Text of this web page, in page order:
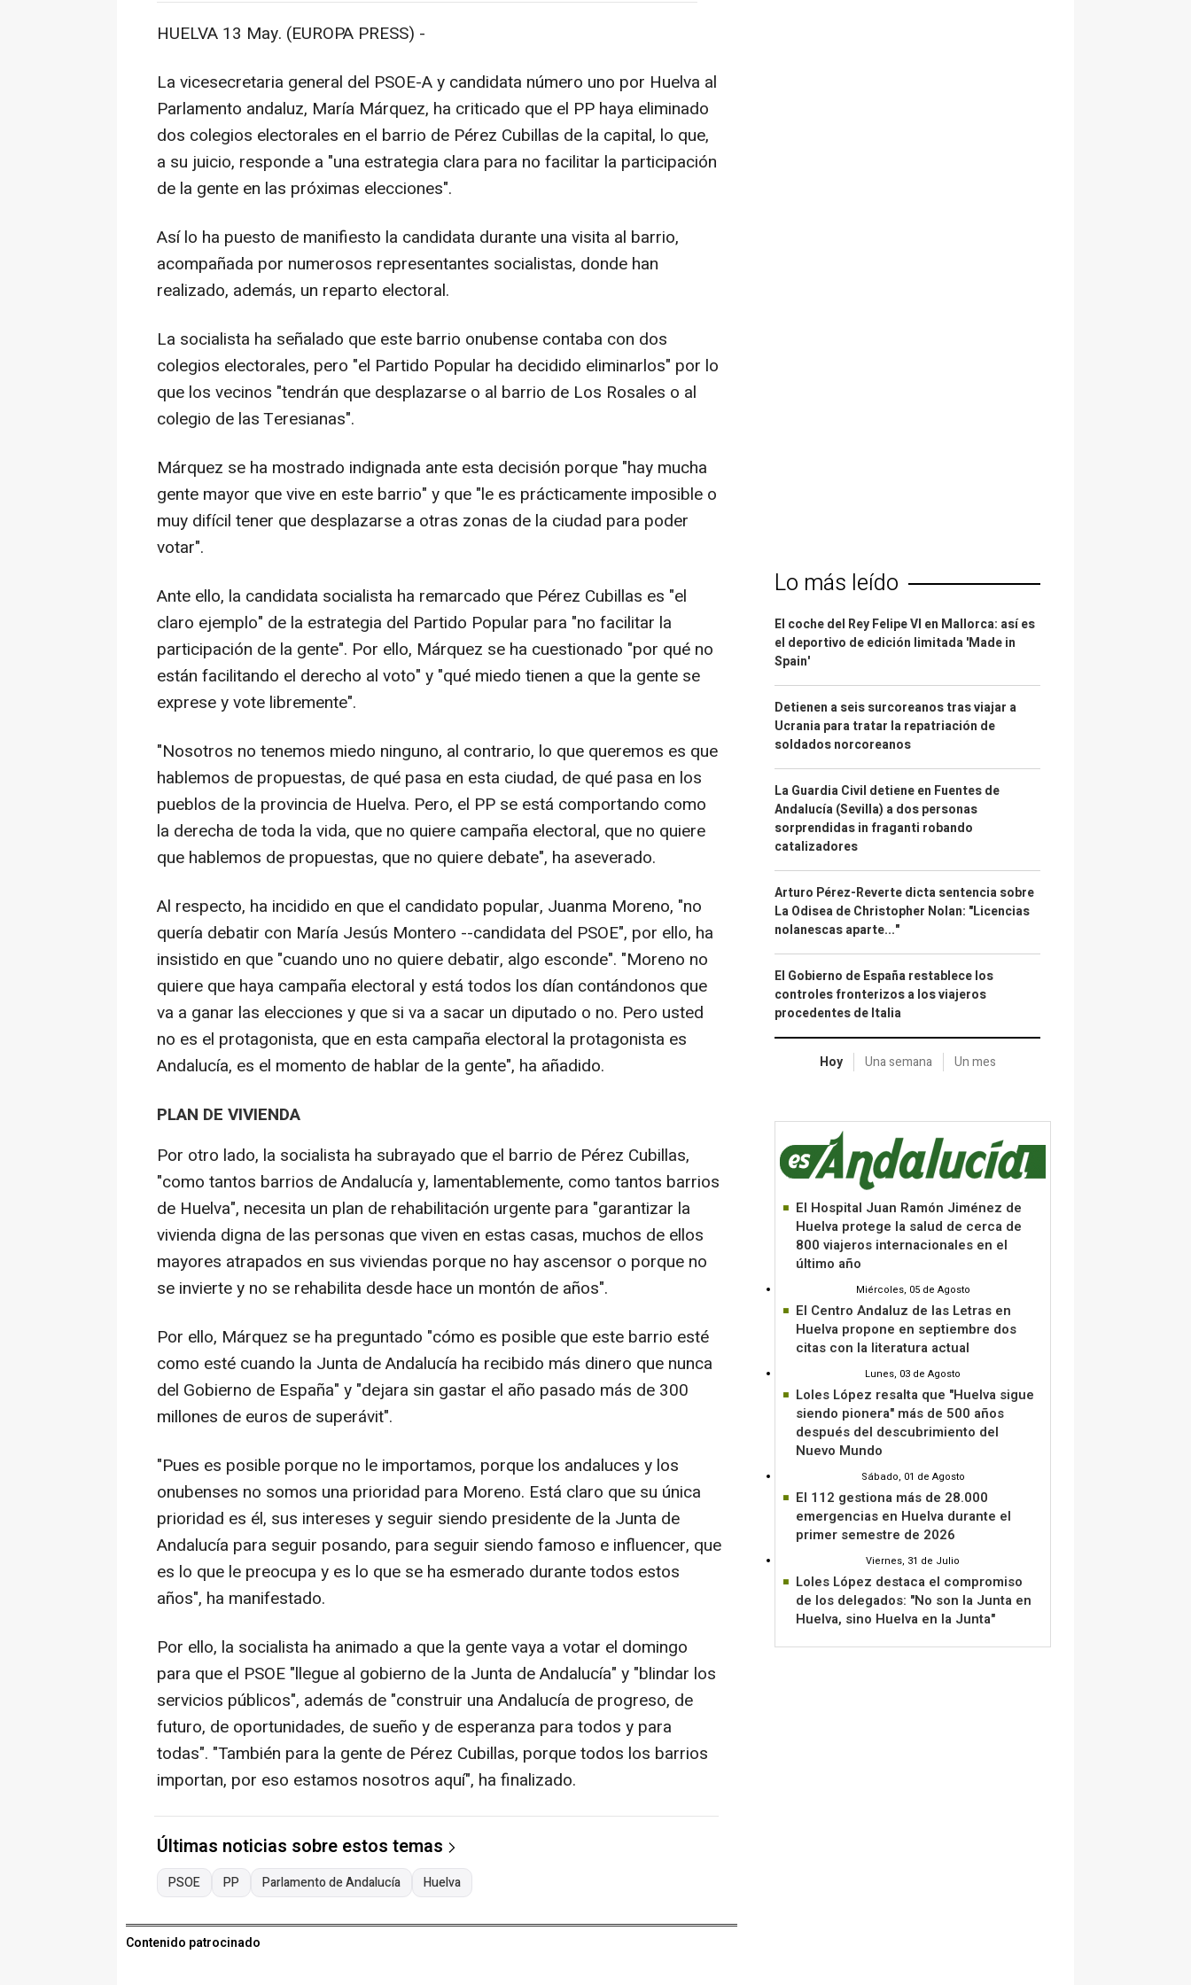
HUELVA 13 May. (EUROPA PRESS) -
La vicesecretaria general del PSOE-A y candidata número uno por Huelva al
Parlamento andaluz, María Márquez, ha criticado que el PP haya eliminado
dos colegios electorales en el barrio de Pérez Cubillas de la capital, lo que,
a su juicio, responde a "una estrategia clara para no facilitar la participación
de la gente en las próximas elecciones".
Así lo ha puesto de manifiesto la candidata durante una visita al barrio,
acompañada por numerosos representantes socialistas, donde han
realizado, además, un reparto electoral.
La socialista ha señalado que este barrio onubense contaba con dos
colegios electorales, pero "el Partido Popular ha decidido eliminarlos" por lo
que los vecinos "tendrán que desplazarse o al barrio de Los Rosales o al
colegio de las Teresianas".
Márquez se ha mostrado indignada ante esta decisión porque "hay mucha
gente mayor que vive en este barrio" y que "le es prácticamente imposible o
muy difícil tener que desplazarse a otras zonas de la ciudad para poder
votar".
Ante ello, la candidata socialista ha remarcado que Pérez Cubillas es "el
claro ejemplo" de la estrategia del Partido Popular para "no facilitar la
participación de la gente". Por ello, Márquez se ha cuestionado "por qué no
están facilitando el derecho al voto" y "qué miedo tienen a que la gente se
exprese y vote libremente".
"Nosotros no tenemos miedo ninguno, al contrario, lo que queremos es que
hablemos de propuestas, de qué pasa en esta ciudad, de qué pasa en los
pueblos de la provincia de Huelva. Pero, el PP se está comportando como
la derecha de toda la vida, que no quiere campaña electoral, que no quiere
que hablemos de propuestas, que no quiere debate", ha aseverado.
Al respecto, ha incidido en que el candidato popular, Juanma Moreno, "no
quería debatir con María Jesús Montero --candidata del PSOE", por ello, ha
insistido en que "cuando uno no quiere debatir, algo esconde". "Moreno no
quiere que haya campaña electoral y está todos los dían contándonos que
va a ganar las elecciones y que si va a sacar un diputado o no. Pero usted
no es el protagonista, que en esta campaña electoral la protagonista es
Andalucía, es el momento de hablar de la gente", ha añadido.
PLAN DE VIVIENDA
Por otro lado, la socialista ha subrayado que el barrio de Pérez Cubillas,
"como tantos barrios de Andalucía y, lamentablemente, como tantos barrios
de Huelva", necesita un plan de rehabilitación urgente para "garantizar la
vivienda digna de las personas que viven en estas casas, muchos de ellos
mayores atrapados en sus viviendas porque no hay ascensor o porque no
se invierte y no se rehabilita desde hace un montón de años".
Por ello, Márquez se ha preguntado "cómo es posible que este barrio esté
como esté cuando la Junta de Andalucía ha recibido más dinero que nunca
del Gobierno de España" y "dejara sin gastar el año pasado más de 300
millones de euros de superávit".
"Pues es posible porque no le importamos, porque los andaluces y los
onubenses no somos una prioridad para Moreno. Está claro que su única
prioridad es él, sus intereses y seguir siendo presidente de la Junta de
Andalucía para seguir posando, para seguir siendo famoso e influencer, que
es lo que le preocupa y es lo que se ha esmerado durante todos estos
años", ha manifestado.
Por ello, la socialista ha animado a que la gente vaya a votar el domingo
para que el PSOE "llegue al gobierno de la Junta de Andalucía" y "blindar los
servicios públicos", además de "construir una Andalucía de progreso, de
futuro, de oportunidades, de sueño y de esperanza para todos y para
todas". "También para la gente de Pérez Cubillas, porque todos los barrios
importan, por eso estamos nosotros aquí", ha finalizado.
Últimas noticias sobre estos temas
PSOE PP Parlamento de Andalucía Huelva
Contenido patrocinado
Lo más leído
El coche del Rey Felipe VI en Mallorca: así es
el deportivo de edición limitada 'Made in
Spain'
Detienen a seis surcoreanos tras viajar a
Ucrania para tratar la repatriación de
soldados norcoreanos
La Guardia Civil detiene en Fuentes de
Andalucía (Sevilla) a dos personas
sorprendidas in fraganti robando
catalizadores
Arturo Pérez-Reverte dicta sentencia sobre
La Odisea de Christopher Nolan: "Licencias
nolanescas aparte..."
El Gobierno de España restablece los
controles fronterizos a los viajeros
procedentes de Italia
Hoy Una semana Un mes
El Hospital Juan Ramón Jiménez de
Huelva protege la salud de cerca de
800 viajeros internacionales en el
último año
Miércoles, 05 de Agosto
El Centro Andaluz de las Letras en
Huelva propone en septiembre dos
citas con la literatura actual
Lunes, 03 de Agosto
Loles López resalta que "Huelva sigue
siendo pionera" más de 500 años
después del descubrimiento del
Nuevo Mundo
Sábado, 01 de Agosto
El 112 gestiona más de 28.000
emergencias en Huelva durante el
primer semestre de 2026
Viernes, 31 de Julio
Loles López destaca el compromiso
de los delegados: "No son la Junta en
Huelva, sino Huelva en la Junta"